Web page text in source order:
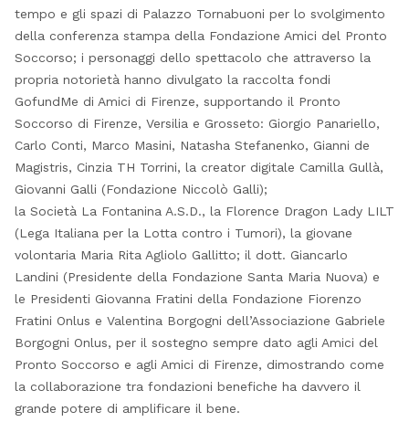
tempo e gli spazi di Palazzo Tornabuoni per lo svolgimento
della conferenza stampa della Fondazione Amici del Pronto
Soccorso; i personaggi dello spettacolo che attraverso la
propria notorietà hanno divulgato la raccolta fondi
GofundMe di Amici di Firenze, supportando il Pronto
Soccorso di Firenze, Versilia e Grosseto: Giorgio Panariello,
Carlo Conti, Marco Masini, Natasha Stefanenko, Gianni de
Magistris, Cinzia TH Torrini, la creator digitale Camilla Gullà,
Giovanni Galli (Fondazione Niccolò Galli);
la Società La Fontanina A.S.D., la Florence Dragon Lady LILT
(Lega Italiana per la Lotta contro i Tumori), la giovane
volontaria Maria Rita Agliolo Gallitto; il dott. Giancarlo
Landini (Presidente della Fondazione Santa Maria Nuova) e
le Presidenti Giovanna Fratini della Fondazione Fiorenzo
Fratini Onlus e Valentina Borgogni dell’Associazione Gabriele
Borgogni Onlus, per il sostegno sempre dato agli Amici del
Pronto Soccorso e agli Amici di Firenze, dimostrando come
la collaborazione tra fondazioni benefiche ha davvero il
grande potere di amplificare il bene.